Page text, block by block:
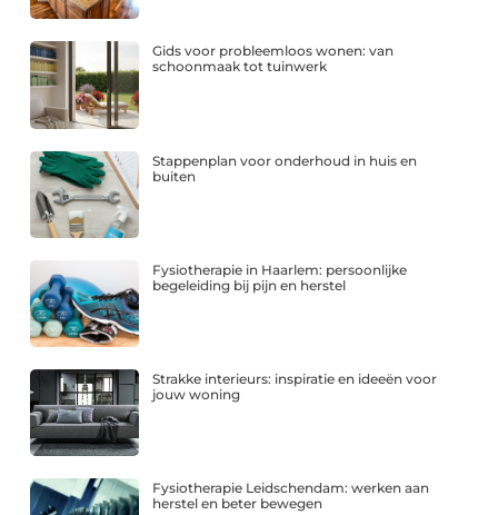
Gids voor probleemloos wonen: van
schoonmaak tot tuinwerk
Stappenplan voor onderhoud in huis en
buiten
Fysiotherapie in Haarlem: persoonlijke
begeleiding bij pijn en herstel
Strakke interieurs: inspiratie en ideeën voor
jouw woning
Fysiotherapie Leidschendam: werken aan
herstel en beter bewegen